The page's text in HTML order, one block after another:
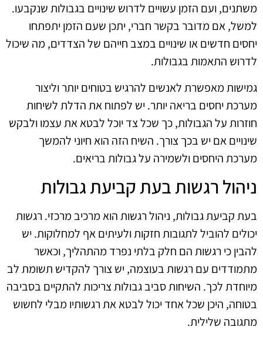
משתנים, ועם הזמן עשויים לדרוש שינויים בגבולות שנקבעו.
למשל, אם מדובר בקשר חברי, יתכן שעם הזמן יתפתחו
יחסים חדשים או שינויים במצב חייהם של הצדדים, מה שיכול
לדרוש התאמות בגבולות.
גמישות מאפשרת לאנשים להרגיש בטוחים יותר וליצור
מערכת יחסים בריאה יותר. יש לפתוח את הדלת לשיחות
חוזרות על הגבולות, כך שכל צד יוכל לבטא את עצמו ולבקש
שינויים אם יש בכך צורך. השיח הזה הוא חיוני להמשך
מערכת היחסים ולשמירה על גבולות בריאים.
ניהול רגשות בעת קביעת גבולות
בעת קביעת גבולות, ניהול רגשות הוא מרכיב מרכזי. רגשות
יכולים להוביל לתגובות חזקות ולעיתים אף למחלוקות. יש
להבין כי רגשות הם חלק בלתי נפרד מהתהליך, וכאשר
מתמודדים עם רגשות בעוצמה, יש צורך להקדיש תשומת לב
מיוחדת לכך. השיחות סביב גבולות צריכות להתקיים בסביבה
בטוחה, היכן שכל אחד יכול לבטא את רגשותיו מבלי לחשוש
מתגובה שלילית.